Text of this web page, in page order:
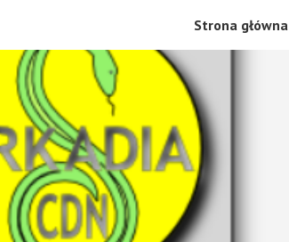
Skip to navigation
Strona główna